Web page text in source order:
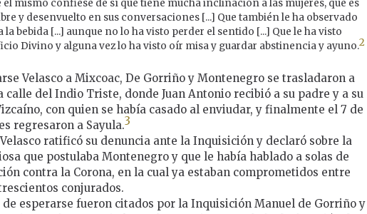
él mismo confiese de sí que tiene mucha inclinación a las mujeres, que es
y desenvuelto en sus conversaciones [...] Que también le ha observado
la bebida [...] aunque no lo ha visto perder el sentido [...] Que le ha visto
Divino y alguna vez lo ha visto oír misa y guardar abstinencia y ayuno.2
Velasco a Mixcoac, De Gorriño y Montenegro se trasladaron a
calle del Indio Triste, donde Juan Antonio recibió a su padre y a su
con quien se había casado al enviudar, y finalmente el 7 de
regresaron a Sayula.3
ratificó su denuncia ante la Inquisición y declaró sobre la
que postulaba Montenegro y que le había hablado a solas de
contra la Corona, en la cual ya estaban comprometidos entre
conjurados.
de esperarse fueron citados por la Inquisición Manuel de Gorriño y